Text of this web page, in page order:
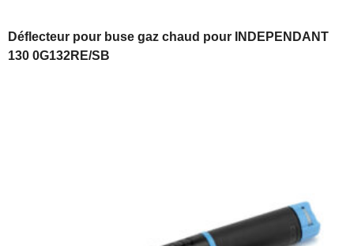
Déflecteur pour buse gaz chaud pour INDEPENDANT
130 0G132RE/SB